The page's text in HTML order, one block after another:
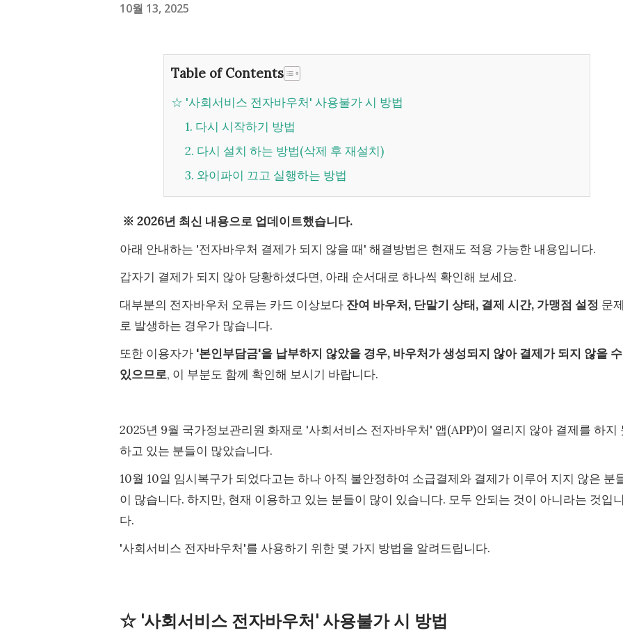
10월 13, 2025
Table of Contents
☆ '사회서비스 전자바우처' 사용불가 시 방법
1. 다시 시작하기 방법
2. 다시 설치 하는 방법(삭제 후 재설치)
3. 와이파이 끄고 실행하는 방법
※ 2026년 최신 내용으로 업데이트했습니다.
아래 안내하는 '전자바우처 결제가 되지 않을 때' 해결방법은 현재도 적용 가능한 내용입니다.
갑자기 결제가 되지 않아 당황하셨다면, 아래 순서대로 하나씩 확인해 보세요.
대부분의 전자바우처 오류는 카드 이상보다 잔여 바우처, 단말기 상태, 결제 시간, 가맹점 설정 문제
로 발생하는 경우가 많습니다.
또한 이용자가 '본인부담금'을 납부하지 않았을 경우, 바우처가 생성되지 않아 결제가 되지 않을 수
있으므로, 이 부분도 함께 확인해 보시기 바랍니다.
2025년 9월 국가정보관리원 화재로 '사회서비스 전자바우처' 앱(APP)이 열리지 않아 결제를 하지
하고 있는 분들이 많았습니다.
10월 10일 임시복구가 되었다고는 하나 아직 불안정하여 소급결제와 결제가 이루어 지지 않은 분
이 많습니다. 하지만, 현재 이용하고 있는 분들이 많이 있습니다. 모두 안되는 것이 아니라는 것입니
다.
'사회서비스 전자바우처'를 사용하기 위한 몇 가지 방법을 알려드립니다.
☆ '사회서비스 전자바우처' 사용불가 시 방법